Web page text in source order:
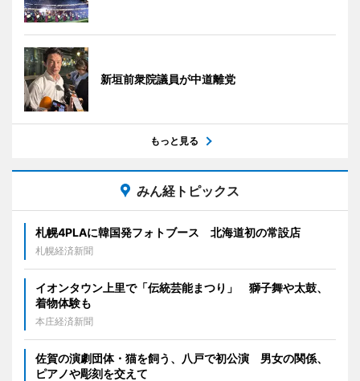
新垣前衆院議員が中道離党
もっと見る
みん経トピックス
札幌4PLAに韓国発フォトブース 北海道初の常設店
札幌経済新聞
イオンタウン上里で「伝統芸能まつり」 獅子舞や太鼓、
着物体験も
本庄経済新聞
佐賀の演劇団体・猫を飼う、八戸で初公演 男女の関係、
ピアノや彫刻を交えて